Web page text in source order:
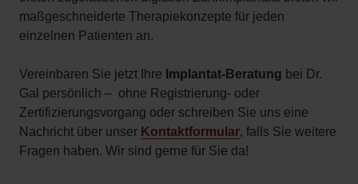
maßgeschneiderte Therapiekonzepte für jeden
einzelnen Patienten an.
Vereinbaren Sie jetzt Ihre Implantat-Beratung bei Dr.
Gal persönlich – ohne Registrierung- oder
Zertifizierungsvorgang oder schreiben Sie uns eine
Nachricht über unser Kontaktformular, falls Sie weitere
Fragen haben. Wir sind gerne für Sie da!